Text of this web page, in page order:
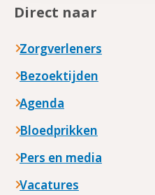
Direct naar
Zorgverleners
Bezoektijden
Agenda
Bloedprikken
Pers en media
Vacatures